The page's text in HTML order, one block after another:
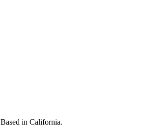
Based in California.